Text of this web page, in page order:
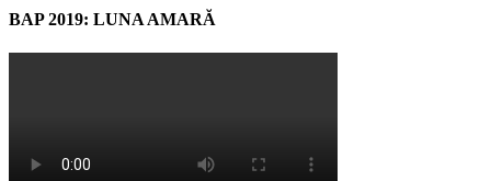
BAP 2019: LUNA AMARĂ